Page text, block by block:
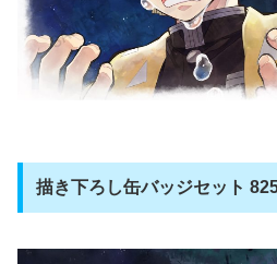
描き下ろし缶バッジセット